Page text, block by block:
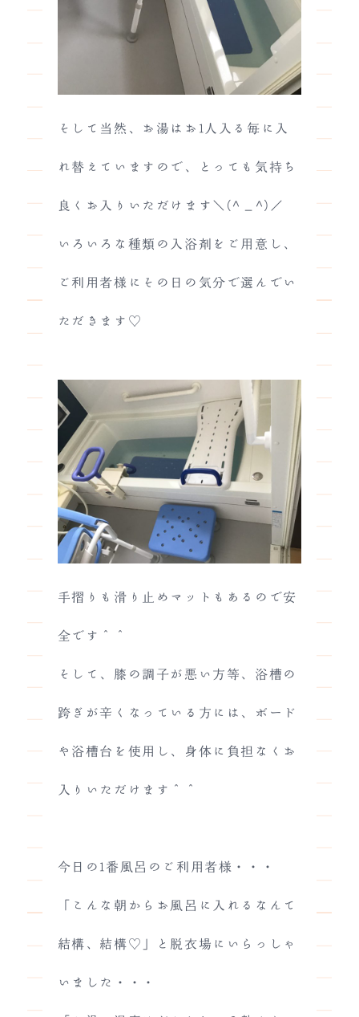
そして当然、お湯はお1人入る毎に入
れ替えていますので、とっても気持ち
良くお入りいただけます＼(^_^)／
いろいろな種類の入浴剤をご用意し、
ご利用者様にその日の気分で選んでい
ただきます♡
手摺りも滑り止めマットもあるので安
全です＾＾
そして、膝の調子が悪い方等、浴槽の
跨ぎが辛くなっている方には、ボード
や浴槽台を使用し、身体に負担なくお
入りいただけます＾＾
今日の1番風呂のご利用者様・・・
「こんな朝からお風呂に入れるなんて
結構、結構♡」と脱衣場にいらっしゃ
いました・・・